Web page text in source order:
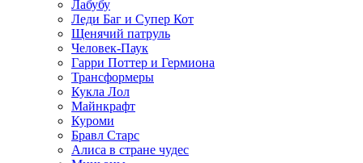
Лабубу
Леди Баг и Супер Кот
Щенячий патруль
Человек-Паук
Гарри Поттер и Гермиона
Трансформеры
Кукла Лол
Майнкрафт
Куроми
Бравл Старс
Алиса в стране чудес